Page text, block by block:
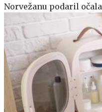
Norvežanu podaril očala